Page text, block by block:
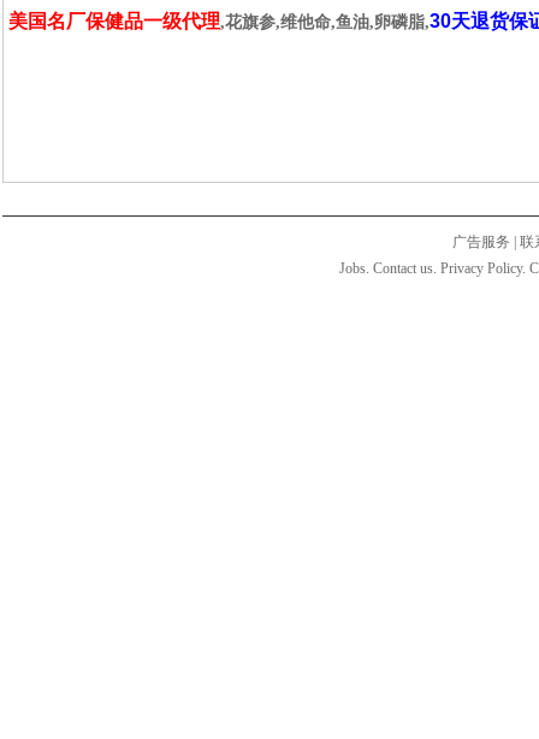
美国名厂保健品一级代理,花旗参,维他命,鱼油,卵磷脂,30天退货保
广告服务
联
Jobs. Contact us. Privacy Policy.